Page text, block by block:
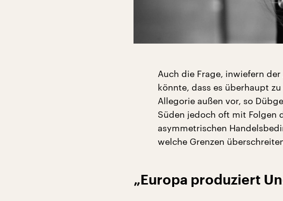
Auch die Frage, inwiefern
könnte, dass es überhaupt
Allegorie außen vor, so
Süden jedoch oft mit Folgen
asymmetrischen
welche Grenzen
„Europa produziert